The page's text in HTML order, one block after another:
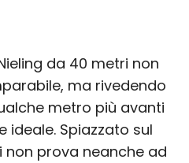
da 40 metri non
ma rivedendo
metro più avanti
ideale. Spiazzato sul
non prova neanche ad